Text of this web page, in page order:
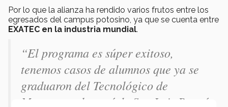
Por lo que la alianza ha rendido varios frutos entre los
egresados del campus potosino, ya que se cuenta entre
EXATEC en la industria mundial.
“El programa es súper exitoso,
tenemos casos de alumnos que ya se
graduaron del Tecnológico de
Monterrey, de aquí de San Luis Potosí